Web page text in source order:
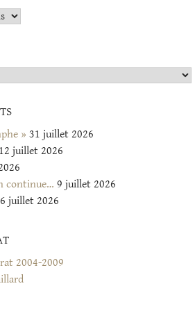
» 31 juillet 2026
12 juillet 2026
continue… 9 juillet 2026
6 juillet 2026
2004-2009